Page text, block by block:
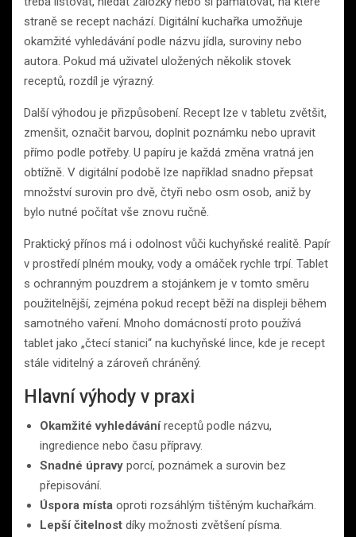
straně se recept nachází. Digitální kuchařka umožňuje
okamžité vyhledávání podle názvu jídla, suroviny nebo
autora. Pokud má uživatel uložených několik stovek
receptů, rozdíl je výrazný.
Další výhodou je přizpůsobení. Recept lze v tabletu zvětšit,
zmenšit, označit barvou, doplnit poznámku nebo upravit
přímo podle potřeby. U papíru je každá změna vratná jen
obtížně. V digitální podobě lze například snadno přepsat
množství surovin pro dvě, čtyři nebo osm osob, aniž by
bylo nutné počítat vše znovu ručně.
Praktický přínos má i odolnost vůči kuchyňské realitě. Papír
v prostředí plném mouky, vody a omáček rychle trpí. Tablet
s ochranným pouzdrem a stojánkem je v tomto směru
použitelnější, zejména pokud recept běží na displeji během
samotného vaření. Mnoho domácností proto používá
tablet jako „čtecí stanici“ na kuchyňské lince, kde je recept
stále viditelný a zároveň chráněný.
Hlavní výhody v praxi
Okamžité vyhledáváníreceptů podle názvu,
ingredience nebo času přípravy.
Snadné úpravy porcí, poznámek a surovin bez
přepisování.
Úspora místa oproti rozsáhlým tištěným kuchařkám.
Lepší čitelnost díky možnosti zvětšení písma.